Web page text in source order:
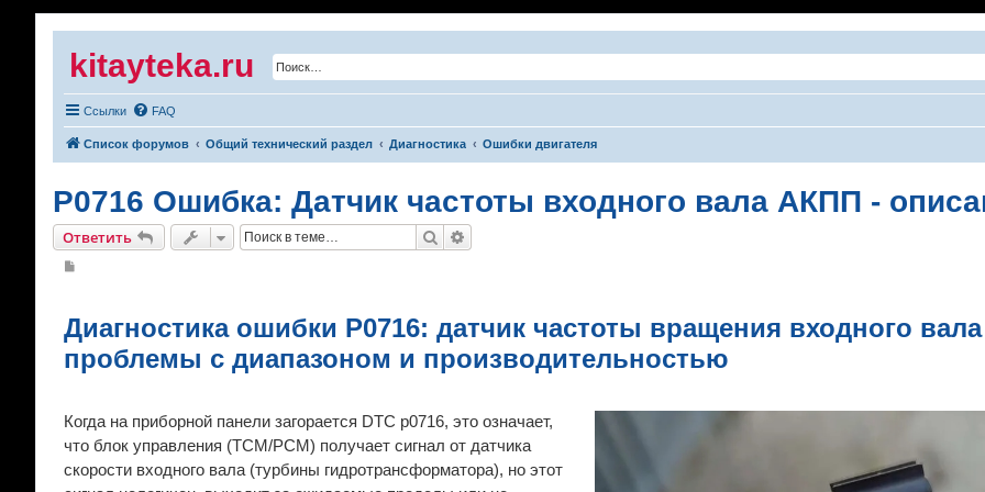
kitayteka.ru
Ссылки FAQ
Список форумов Общий технический раздел Диагностика Ошибки двигателя
P0716 Ошибка: Датчик частоты входного вала АКПП -
Ответить Поиск
щ
н
и
е
Диагностика ошибки P0716: датчик частоты вращения входного
проблемы с диапазоном и производительностью
Когда на приборной панели загорается DTC p0716, это означает,
что блок управления (TCM/PCM) получает сигнал от датчика
скорости входного вала (турбины гидротрансформатора), но этот